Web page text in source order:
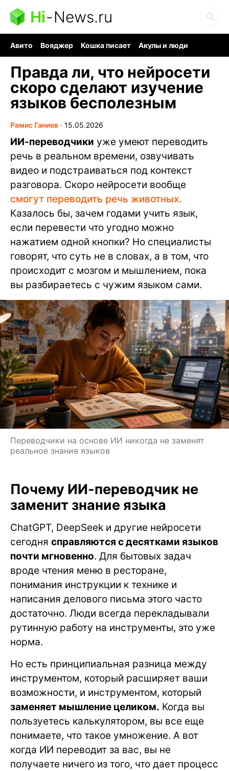
Hi-News.ru
Авито Вояджер Кошка писает
Акулы и люди
Правда ли, что нейросети
скоро сделают изучение
языков бесполезным
Рамис Ганиев ∙ 15.05.2026
ИИ-переводчики уже умеют переводить
речь в реальном времени, озвучивать
видео и подстраиваться под контекст
разговора. Скоро нейросети вообще
смогут переводить речь животных.
Казалось бы, зачем годами учить язык,
если перевести что угодно можно
нажатием одной кнопки? Но специалисты
говорят, что суть не в словах, а в том, что
происходит с мозгом и мышлением, пока
вы разбираетесь с чужим языком сами.
Переводчики на основе ИИ никогда не заменят
реальное знание языков
Почему ИИ-переводчик не
заменит знание языка
ChatGPT, DeepSeek и другие нейросети
сегодня справляются с десятками языков
почти мгновенно. Для бытовых задач
вроде чтения меню в ресторане,
понимания инструкции к технике и
написания делового письма этого часто
достаточно. Люди всегда перекладывали
рутинную работу на инструменты, это уже
норма.
Но есть принципиальная разница между
инструментом, который расширяет ваши
возможности, и инструментом, который
заменяет мышление целиком. Когда вы
пользуетесь калькулятором, вы все еще
понимаете, что такое умножение. А вот
когда ИИ переводит за вас, вы не
получаете ничего из того, что дает процесс